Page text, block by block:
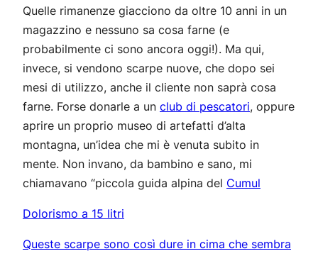
Quelle rimanenze giacciono da oltre 10 anni in un
magazzino e nessuno sa cosa farne (e
probabilmente ci sono ancora oggi!). Ma qui,
invece, si vendono scarpe nuove, che dopo sei
mesi di utilizzo, anche il cliente non saprà cosa
farne. Forse donarle a un club di pescatori, oppure
aprire un proprio museo di artefatti d’alta
montagna, un’idea che mi è venuta subito in
mente. Non invano, da bambino e sano, mi
chiamavano “piccola guida alpina del Cumul
Dolorismo a 15 litri
Queste scarpe sono così dure in cima che sembra